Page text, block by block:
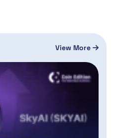
View More